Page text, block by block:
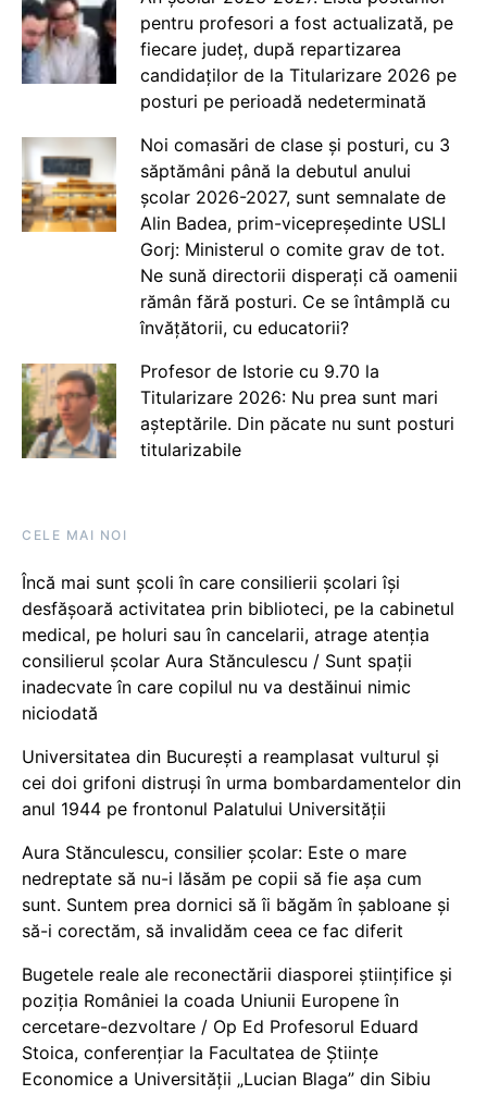
pentru profesori a fost actualizată, pe
fiecare județ, după repartizarea
candidaților de la Titularizare 2026 pe
posturi pe perioadă nedeterminată
Noi comasări de clase și posturi, cu 3
săptămâni până la debutul anului
școlar 2026-2027, sunt semnalate de
Alin Badea, prim-vicepreședinte USLI
Gorj: Ministerul o comite grav de tot.
Ne sună directorii disperați că oamenii
rămân fără posturi. Ce se întâmplă cu
învățătorii, cu educatorii?
Profesor de Istorie cu 9.70 la
Titularizare 2026: Nu prea sunt mari
așteptările. Din păcate nu sunt posturi
titularizabile
CELE MAI NOI
Încă mai sunt școli în care consilierii școlari își
desfășoară activitatea prin biblioteci, pe la cabinetul
medical, pe holuri sau în cancelarii, atrage atenția
consilierul școlar Aura Stănculescu / Sunt spații
inadecvate în care copilul nu va destăinui nimic
niciodată
Universitatea din București a reamplasat vulturul și
cei doi grifoni distruși în urma bombardamentelor din
anul 1944 pe frontonul Palatului Universității
Aura Stănculescu, consilier școlar: Este o mare
nedreptate să nu-i lăsăm pe copii să fie așa cum
sunt. Suntem prea dornici să îi băgăm în șabloane și
să-i corectăm, să invalidăm ceea ce fac diferit
Bugetele reale ale reconectării diasporei științifice și
poziția României la coada Uniunii Europene în
cercetare-dezvoltare / Op Ed Profesorul Eduard
Stoica, conferențiar la Facultatea de Științe
Economice a Universității „Lucian Blaga” din Sibiu